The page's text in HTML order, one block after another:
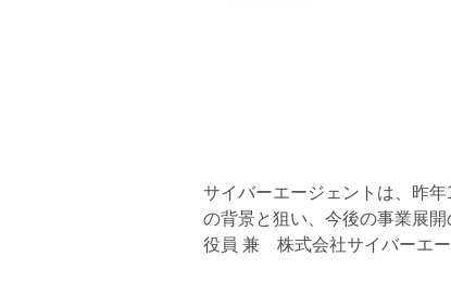
サイバーエージェントは、昨
の背景と狙い、今後の事業展
役員 兼 株式会社サイバーエー